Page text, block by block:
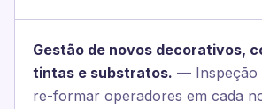
Gestão de novos decorativos,
tintas e substratos. — Inspeção
re-formar operadores em cada